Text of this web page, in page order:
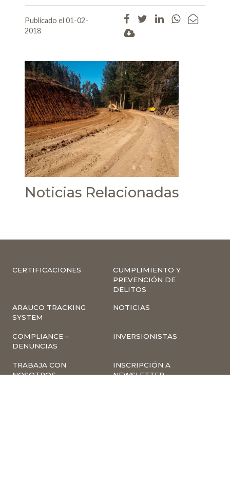
Publicado el 01-02-
2018
Noticias Relacionadas
CERTIFICACIONES
CUMPLIMIENTO Y
PREVENCIÓN DE
DELITOS
ARAUCO TRACKING
SYSTEM
NOTICIAS
COMPLIANCE –
DENUNCIAS
INVERSIONISTAS
TRABAJA CON
NOSOTROS
INSCRIPCIÓN A
NEWSLETTER